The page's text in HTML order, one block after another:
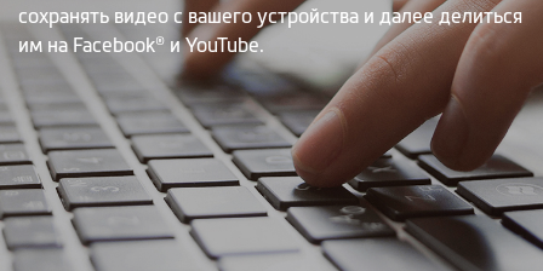
сохранять видео с вашего устройства и далее делиться
им на Facebook® и YouTube.